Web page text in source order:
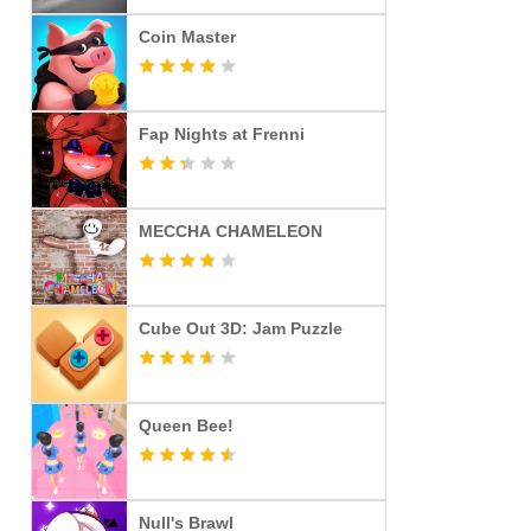
Coin Master
Fap Nights at Frenni
MECCHA CHAMELEON
Cube Out 3D: Jam Puzzle
Queen Bee!
Null's Brawl